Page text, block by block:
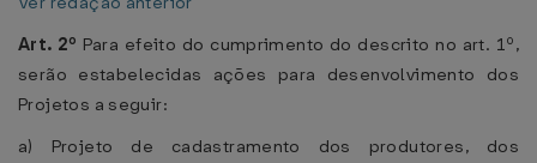
Art. 2º Para efeito do cumprimento do descrito no art. 1º,
serão estabelecidas ações para desenvolvimento dos
Projetos a seguir:
a) Projeto de cadastramento dos produtores, dos